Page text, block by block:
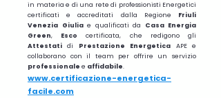
in materia e di una rete di professionisti Energetici
certificati e accreditati dalla Regione Friuli
Venezia Giuliae qualificati da
Casa Energia
Green, Escocertificata, che redigono gli
Attestatidi Prestazione Energetica APE e
collaborano con il team per offrire un servizio
professionale e affidabile.
www.certificazione-energetica-
facile.com